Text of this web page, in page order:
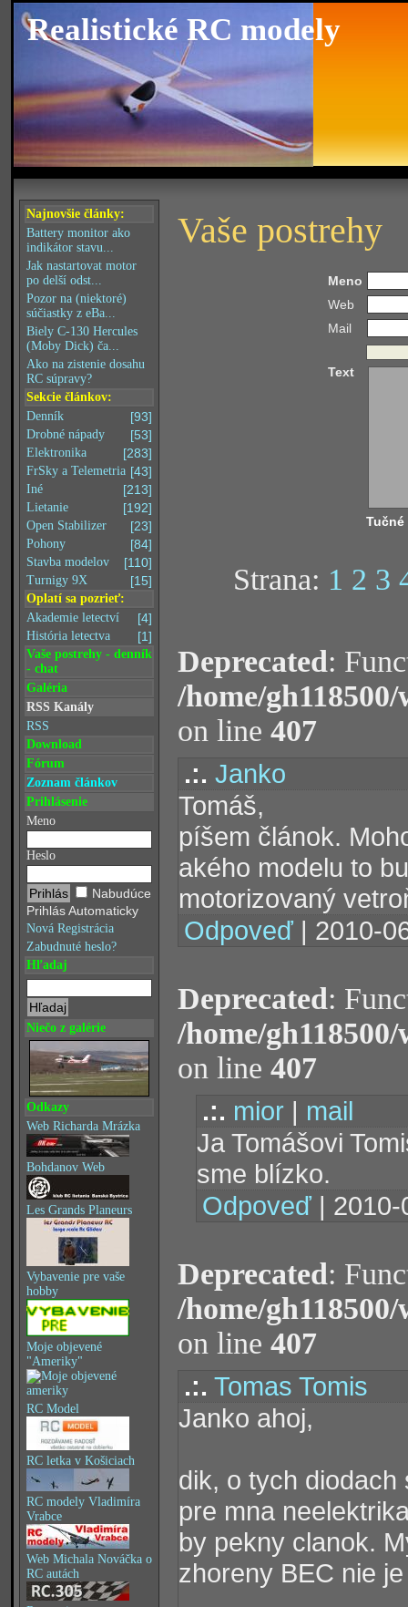
Realistické RC modely
Najnovšie články:
Battery monitor ako
indikátor stavu...
Jak nastartovat motor
po delší odst...
Pozor na (niektoré)
súčiastky z eBa...
Biely C-130 Hercules
(Moby Dick) ča...
Ako na zistenie dosahu
RC súpravy?
Sekcie článkov:
[93]
Denník
[53]
Drobné nápady
[283]
Elektronika
[43]
FrSky a Telemetria
[213]
Iné
[192]
Lietanie
[23]
Open Stabilizer
[84]
Pohony
[110]
Stavba modelov
[15]
Turnigy 9X
Oplatí sa pozrieť:
[4]
Akademie letectví
[1]
História letectva
Vaše postrehy - denník
- chat
Galéria
RSS Kanály
RSS
Download
Fórum
Zoznam článkov
Prihlásenie
Meno
Heslo
Nabudúce
Prihlás Automaticky
Nová Registrácia
Zabudnuté heslo?
Hľadaj
Niečo z galérie
Odkazy
Web Richarda Mrázka
Bohdanov Web
Les Grands Planeurs
Vybavenie pre vaše
hobby
Moje objevené
"Ameriky"
RC Model
RC letka v Košiciach
RC modely Vladimíra
Vrabce
Web Michala Nováčka o
RC autách
Vaše postrehy
Meno
Web
Mail
Text
Tučné
Strana: 1 2 3
Deprecated:
/home/
on line 407
.:. Janko
Tomáš,
píšem článok.
akého modelu to
motorizovaný
Odpoveď | 2010-
Deprecated:
/home/
on line 407
.:. mior | mail
Ja Tomášovi
sme blízko.
Odpoveď |
Deprecated:
/home/
on line 407
.:. Tomas Tomis
Janko ahoj,
dik, o tych diodach
pre mna
by pekny clanok.
zhoreny BEC nie